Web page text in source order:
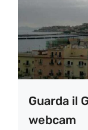
Guarda il
webcam